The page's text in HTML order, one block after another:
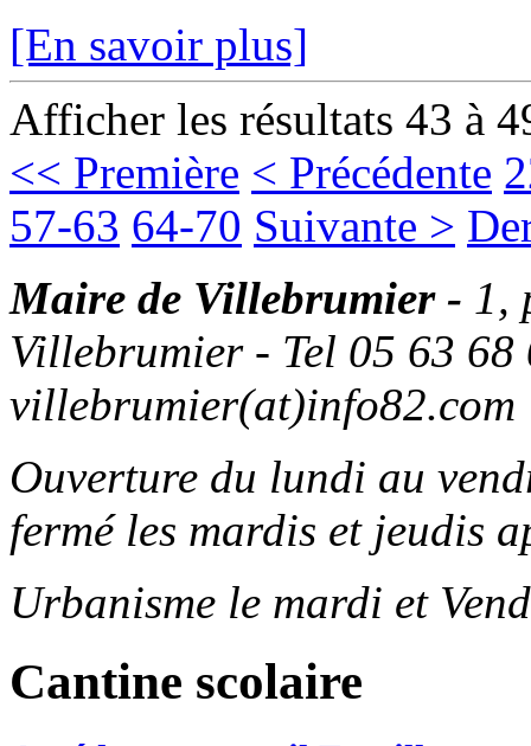
[En savoir plus]
Afficher les résultats 43 à
<< Première < Précédente
57-63 64-70 Suivante >
Maire de Villebrumier - 1,
Villebrumier - Tel 05 63
villebrumier(at)info82.com
Ouverture du lundi au
fermé les mardis et jeudis
Urbanisme le mardi et
Cantine scolaire